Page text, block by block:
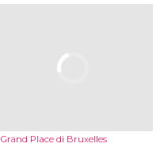
Grand Place di Bruxelles